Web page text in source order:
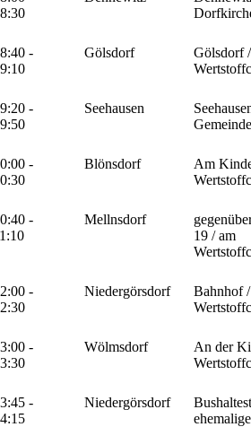
-
Gölsdorf
Gölsdorf
-
Seehausen
Gemeinde
-
Blönsdorf
Am
-
Mellnsdorf
19 / am
-
Niedergörsdorf
Bahnhof
-
Wölmsdorf
An der
-
Niedergörsdorf